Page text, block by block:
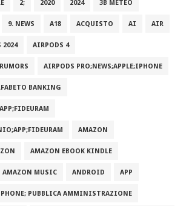
2; 2020 2024 3B METEO
9. NEWS A18 ACQUISTO AI AIR
2024 AIRPODS 4
AIRPODS PRO;NEWS;APPLE;IPHONE
BANKING
AMAZON
AMAZON EBOOK KINDLE
AMAZON MUSIC ANDROID APP
PUBBLICA AMMINISTRAZIONE